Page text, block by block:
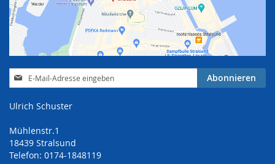
Anmeldung
zum
Abonnieren
Ulrich Schuster
Mühlenstr.1
18439 Stralsund
Telefon: 0174-1848119